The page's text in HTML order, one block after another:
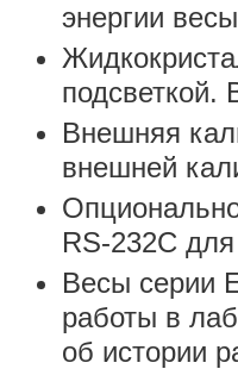
энергии
подсветкой.
Внешняя
внешней
RS-232С
Весы серии
работы в
об истории